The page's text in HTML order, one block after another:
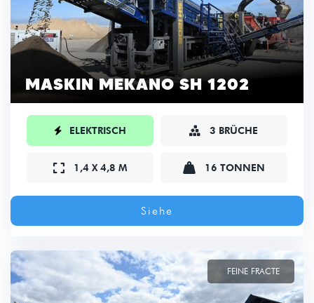
MASKIN MEKANO SH 1202
 ELEKTRISCH  3 BRÜCHE
 1,4 X 4,8 M  16 TONNEN
Siehe
FEINE FRACTE